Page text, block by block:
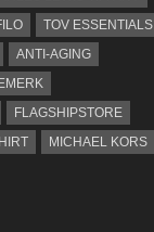
TOV ESSENTIALS
ANTI-AGING
FLAGSHIPSTORE
MICHAEL KORS